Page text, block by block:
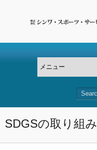
SDGSの取り組み